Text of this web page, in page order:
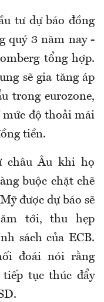
tư dự báo đồng
quý 3 năm nay -
tổng hợp.
sẽ gia tăng áp
trong eurozone,
độ thoải mái
tiền.
châu Âu khi họ
buộc chặt chẽ
được dự báo sẽ
tới, thu hẹp
sách của ECB.
đoái nói rằng
tục thúc đẩy